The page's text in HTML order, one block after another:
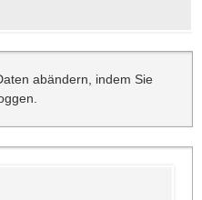
abändern, indem Sie